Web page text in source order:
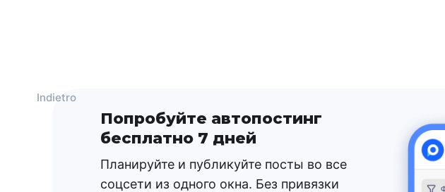
Indietro
Попробуйте автопостинг
бесплатно 7 дней
Планируйте и публикуйте посты во все
соцсети из одного окна. Без привязки